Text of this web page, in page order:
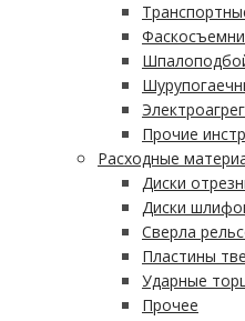
Прочие
Расходные
Диски
Диски
Сверла
Пластины
Ударные
Прочее